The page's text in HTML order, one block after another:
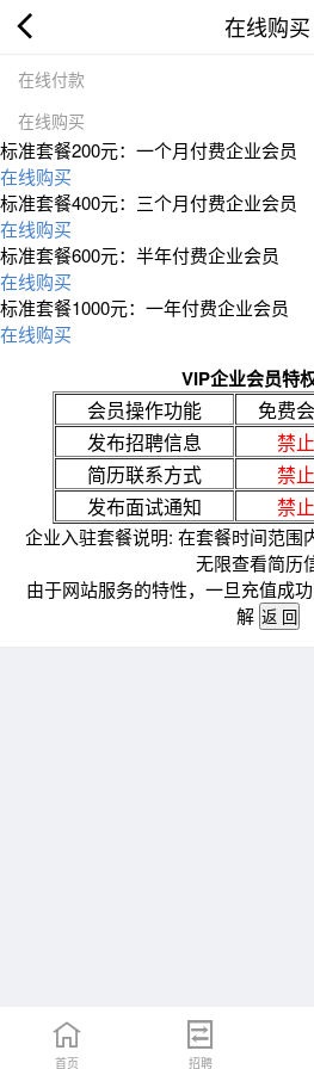
在线购买
在线付款
在线购买
标准套餐200元：一个月付费企业会员
在线购买
标准套餐400元：三个月付费企业会员
在线购买
标准套餐600元：半年付费企业会员
在线购买
标准套餐1000元：一年付费企业会员
在线购买
VIP企业会员特
会员操作功能 免费
发布招聘信息
禁止
简历联系方式
禁止
发布面试通知
禁止
企业入驻套餐说明: 在套餐时间范围
无限查看简历
由于网站服务的特性，一旦充值成
解
首页 招聘